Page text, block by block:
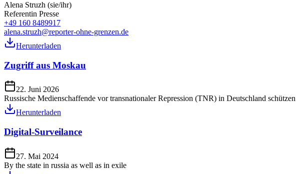
Alena Struzh (sie/ihr)
Referentin Presse
+49 160 8489917
alena.struzh@reporter-ohne-grenzen.de
Herunterladen
Zugriff aus Moskau
22. Juni 2026
Russische Medienschaffende vor transnationaler Repression (TNR) in Deutschland schützen
Herunterladen
Digital-Surveilance
27. Mai 2024
By the state in russia as well as in exile